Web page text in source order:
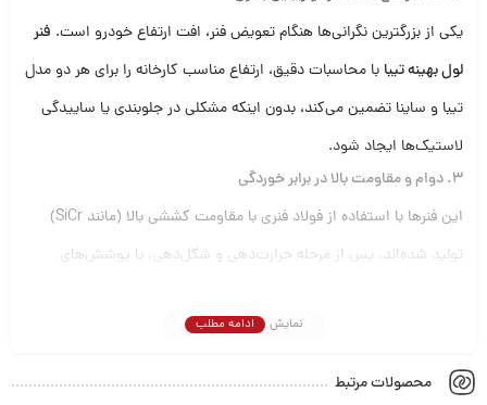
یکی از بزرگترین نگرانی‌ها هنگام تعویض فنر، افت ارتفاع خودرو است. فنر
لول بهینه تیبا با محاسبات دقیق، ارتفاع مناسب کارخانه را برای هر دو مدل
تیبا و ساینا تضمین می‌کند، بدون اینکه مشکلی در جلوبندی یا ساییدگی
لاستیک‌ها ایجاد شود.
۳. دوام و مقاومت بالا در برابر خوردگی
این فنرها با استفاده از فولاد فنری با مقاومت کششی بالا (مانند SiCr)
تولید شده‌اند. پس از مرحله حرارت‌دهی و شکل‌دهی، با پوشش‌های
رطوبت، آب و نمک (به ویژه در فصول بارانی) کاملاً مقاوم باشند.
۴. سازگاری گسترده
نمایش ادامه مطلب
محصولات مرتبط